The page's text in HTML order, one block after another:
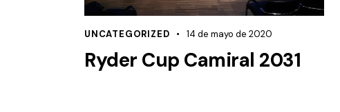
UNCATEGORIZED 14 de mayo de 2020
Ryder Cup Camiral 2031